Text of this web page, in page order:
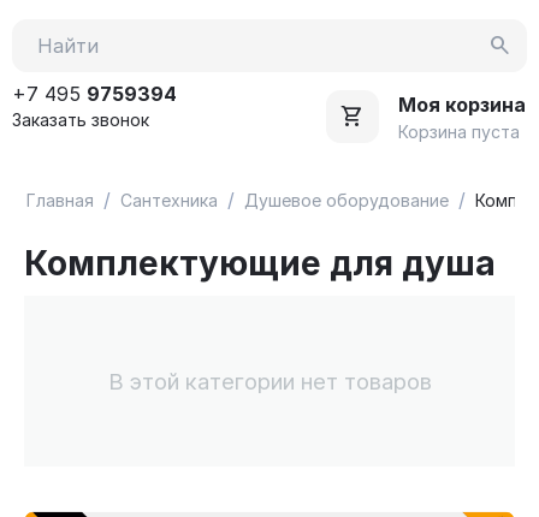
+7 495 9759394
Заказать звонок
Моя корзина
Корзина пуста
Главная / Сантехника / Душевое оборудование /
Комплектующие для душа
В этой категории нет товаров